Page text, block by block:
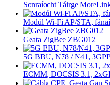
Sonraíocht Táirge
Modúl Wi-Fi AP/STA,
Geata ZigBee ZBG012
5G BBU, N78 / N41,
ECMM, DOCSIS 3.1,